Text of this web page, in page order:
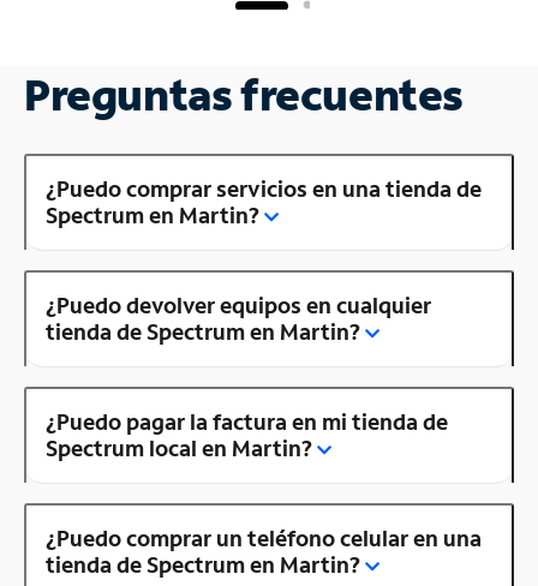
Preguntas frecuentes
¿Puedo comprar servicios en una tienda de
Spectrum en Martin?
¿Puedo devolver equipos en cualquier
tienda de Spectrum en Martin?
¿Puedo pagar la factura en mi tienda de
Spectrum local en Martin?
¿Puedo comprar un teléfono celular en una
tienda de Spectrum en Martin?